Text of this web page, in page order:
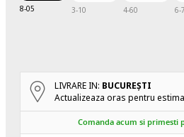
8-05 3-10 4-60 6-
LIVRARE IN: BUCUREŞTI
Actualizeaza oras pentru
Comanda acum si primesti